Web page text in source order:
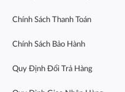
Chính Sách Thanh Toán
Chính Sách Bảo Hành
Quy Định Đổi Trả Hàng